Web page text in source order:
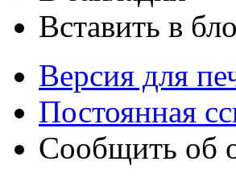
Вставить в
Версия для
Постоянная
Сообщить об